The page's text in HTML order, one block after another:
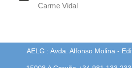
Carme Vidal
AELG : Avda. Alfonso Molina -